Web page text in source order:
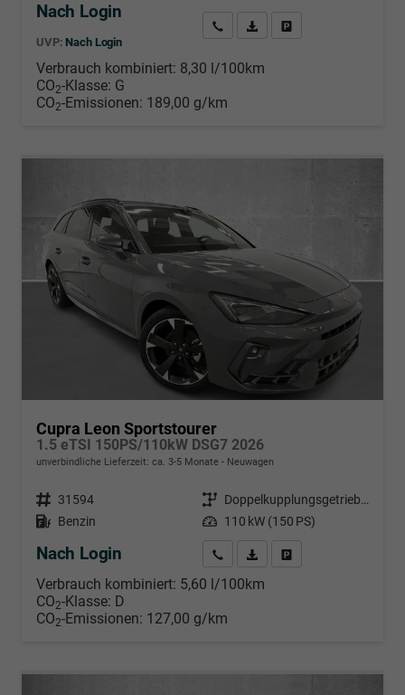
Nach Login
UVP: Nach Login
Wir rufen Sie anPDF-Datei, Fahrzeugexposé
Verbrauch kombiniert: 8,30 l/100km
CO2-Klasse: G
CO2-Emissionen: 189,00 g/km
Cupra Leon Sportstourer
1.5 eTSI 150PS/110kW DSG7 2026
unverbindliche Lieferzeit: ca. 3-5 Monate Neuwagen
Fahrzeugnr. 31594 Getriebe
Doppelkupplungsgetriebe (DSG)
Kraftstoff Benzin Leistung 110 kW (150 PS)
Nach Login Wir rufen Sie anPDF-Datei, Fahrzeugexposé
Verbrauch kombiniert: 5,60 l/100km
CO2-Klasse: D
CO2-Emissionen: 127,00 g/km